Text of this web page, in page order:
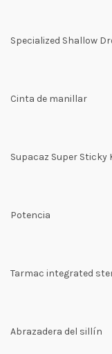
Specialized Shallow
Cinta de manillar
Supacaz Super Sticky
Potencia
Tarmac integrated
Abrazadera del sillín